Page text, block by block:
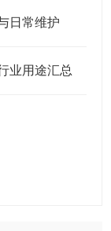
日常维护
业用途汇总